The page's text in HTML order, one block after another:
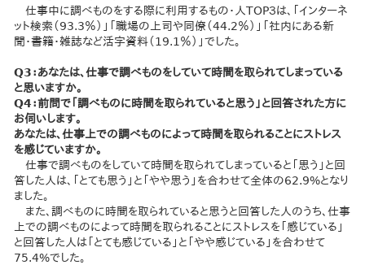
仕事中に調べものをする際に利用するもの・人TOP３は、「インターネ
ット検索（93.3％）」「職場の上司や同僚（44.2％）」「社内にある新
聞・書籍・雑誌など活字資料（19.1％）」でした。
Q3：あなたは、仕事で調べものをしていて時間を取られてしまっている
と思いますか。
Q4：前問で「調べものに時間を取られていると思う」と回答された方に
お伺いします。
あなたは、仕事上での調べものによって時間を取られることにストレス
を感じていますか。
仕事で調べものをしていて時間を取られてしまっていると「思う」と回
答した人は、「とても思う」と「やや思う」を合わせて全体の62.9%となり
ました。
また、調べものに時間を取られていると思うと回答した人のうち、仕事
上での調べものによって時間を取られることにストレスを「感じている」
と回答した人は「とても感じている」と「やや感じている」を合わせて
75.4%でした。